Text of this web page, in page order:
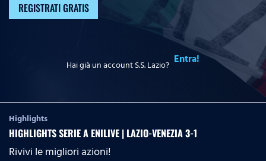
REGISTRATI GRATIS
Hai già un account S.S. Lazio? Entra!
Highlights
HIGHLIGHTS SERIE A ENILIVE | LAZIO-VENEZIA 3-1
Rivivi le migliori azioni!